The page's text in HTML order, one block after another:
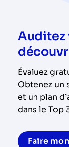
Auditez
Évaluez
Obtenez un
et un plan
dans le Top
Faire